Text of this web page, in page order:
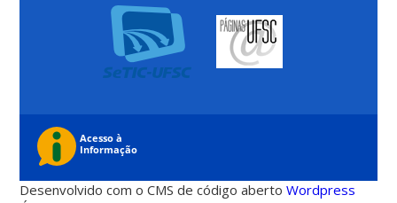
Desenvolvido com o CMS de código abertoWordpress